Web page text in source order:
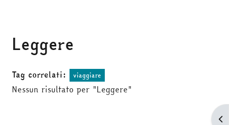
Leggere
Tag correlati: viaggiare
Nessun risultato per "Leggere"